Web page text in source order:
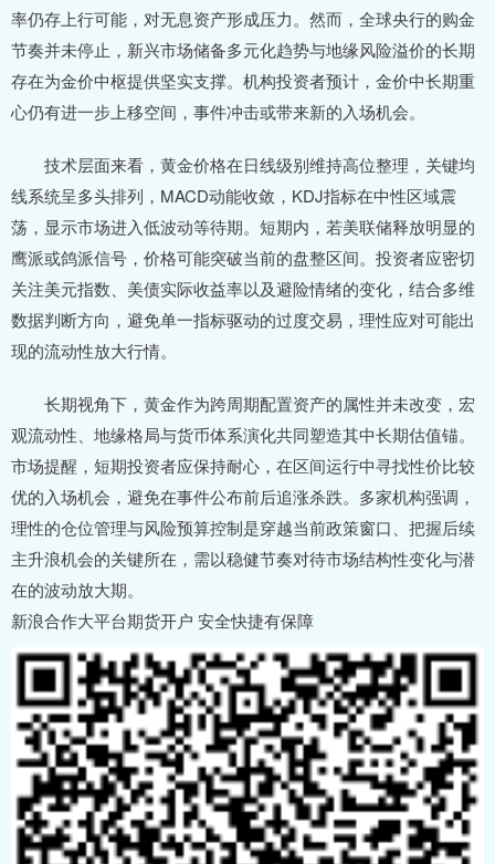
率仍存上行可能，对无息资产形成压力。然而，全球央行的购金
节奏并未停止，新兴市场储备多元化趋势与地缘风险溢价的长期
存在为金价中枢提供坚实支撑。机构投资者预计，金价中长期重
心仍有进一步上移空间，事件冲击或带来新的入场机会。
技术层面来看，黄金价格在日线级别维持高位整理，关键均
线系统呈多头排列，MACD动能收敛，KDJ指标在中性区域震
荡，显示市场进入低波动等待期。短期内，若美联储释放明显的
鹰派或鸽派信号，价格可能突破当前的盘整区间。投资者应密切
关注美元指数、美债实际收益率以及避险情绪的变化，结合多维
数据判断方向，避免单一指标驱动的过度交易，理性应对可能出
现的流动性放大行情。
长期视角下，黄金作为跨周期配置资产的属性并未改变，宏
观流动性、地缘格局与货币体系演化共同塑造其中长期估值锚。
市场提醒，短期投资者应保持耐心，在区间运行中寻找性价比较
优的入场机会，避免在事件公布前后追涨杀跌。多家机构强调，
理性的仓位管理与风险预算控制是穿越当前政策窗口、把握后续
主升浪机会的关键所在，需以稳健节奏对待市场结构性变化与潜
在的波动放大期。
新浪合作大平台期货开户 安全快捷有保障